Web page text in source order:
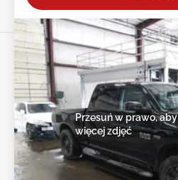
Przesuń w prawo,
więcej zdjęć